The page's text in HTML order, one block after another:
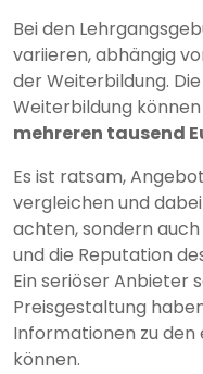
Bei den
variieren, abhängig
der Weiterbildung.
Weiterbildung können
mehreren tausend
Es ist ratsam,
vergleichen und
achten, sondern
und die Reputation
Ein seriöser Anbieter
Preisgestaltung
Informationen zu
können.